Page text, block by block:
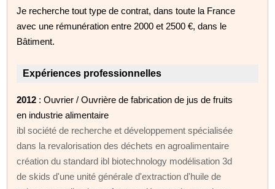
Je recherche tout type de contrat, dans toute la France
avec une rémunération entre 2000 et 2500 €, dans le
Bâtiment.
Expériences professionnelles
2012 : Ouvrier / Ouvrière de fabrication de jus de fruits
en industrie alimentaire
ibl société de recherche et développement spécialisée
dans la revalorisation des déchets en agroalimentaire
création du standard ibl biotechnology modélisation 3d
de skids d'une unité générale d'extraction d'huile de